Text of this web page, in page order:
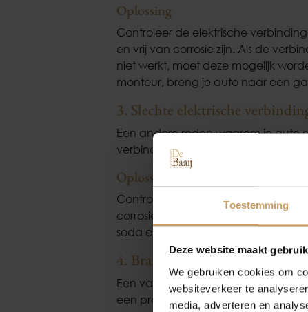
Toestemming
Deze website maakt
We gebruiken cookies om
websiteverkeer te
media, adverteren en
Oplossing
Controleer de elektrische
en vrij van corrosie zijn. Als de
niet werkt, moet deze mogelijk
monteur, breng je auto naar een
3. Slechte elektrische
Een andere reden waarom je auto
verbindingen zijn. Dit kan
Oplossing
Controleer de accuklemmen en
corrosie en stevigheid. Maak de
soda en water en zorg ervoor dat
4. Brandstofproblemen
Een van de vaakst over het hoofd
een probleem met de